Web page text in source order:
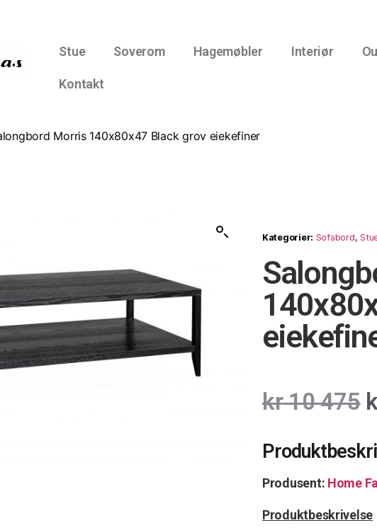
Stue Soverom Hagemøbler Interiør
Kontakt
Morris 140x80x47 Black grov eiekefiner
Kategorier: Sofabord,
kr10 475
Produsent: Home
Produktbeskrivelse